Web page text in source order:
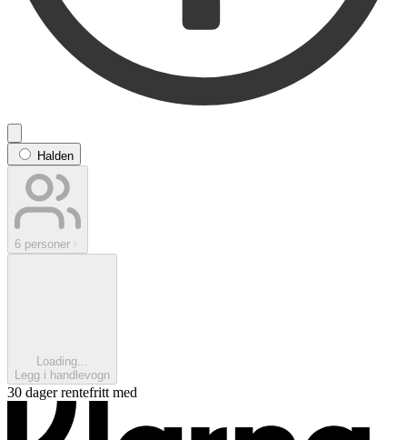
Halden
6 personer
Loading...
Legg i handlevogn
30 dager rentefritt med